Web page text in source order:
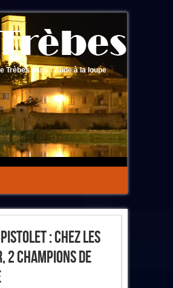
Trèbes dans l'Aude à la loupe
: Chez Les
Champions De